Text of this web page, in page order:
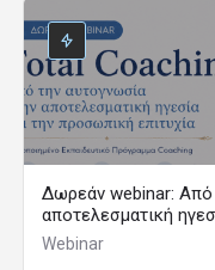
Δωρεάν webinar: Από
αποτελεσματική
Webinar